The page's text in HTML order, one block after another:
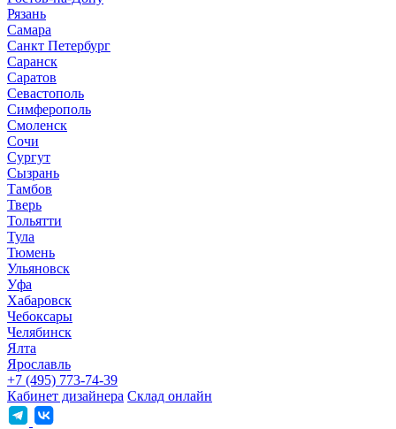
Рязань
Самара
Санкт Петербург
Саранск
Саратов
Севастополь
Симферополь
Смоленск
Сочи
Сургут
Сызрань
Тамбов
Тверь
Тольятти
Тула
Тюмень
Ульяновск
Уфа
Хабаровск
Чебоксары
Челябинск
Ялта
Ярославль
+7 (495) 773-74-39
Кабинет дизайнера Склад онлайн